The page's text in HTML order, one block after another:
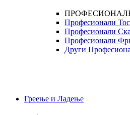
Професионали
Професионали
Професионали
Други
Греење и Ладење